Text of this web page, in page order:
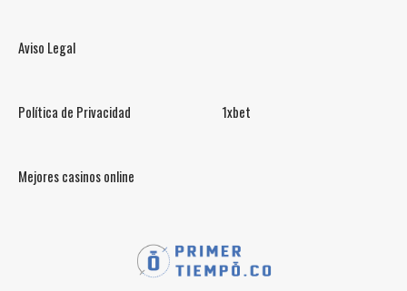
Aviso Legal
Política de Privacidad 1xbet
Mejores casinos online